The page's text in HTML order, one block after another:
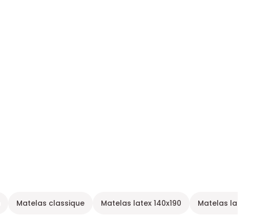
Matelas classique Matelas latex 140x190 Matelas latex